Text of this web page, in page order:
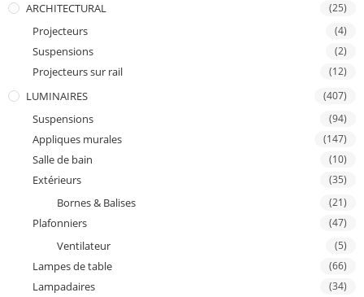
ARCHITECTURAL (25)
Projecteurs (4)
Suspensions (2)
Projecteurs sur rail (12)
LUMINAIRES (407)
Suspensions (94)
Appliques murales (147)
Salle de bain (10)
Extérieurs (35)
Bornes & Balises (21)
Plafonniers (47)
Ventilateur (5)
Lampes de table (66)
Lampadaires (34)